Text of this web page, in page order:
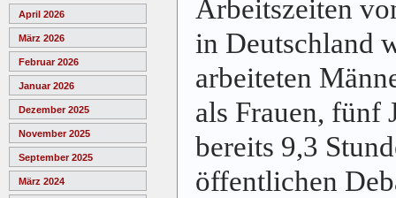
April 2026
März 2026
Februar 2026
Januar 2026
Dezember 2025
November 2025
September 2025
März 2024
Arbeitszeiten
in Deutschland
arbeiteten
als Frauen, fünf
bereits 9,3
öffentlichen